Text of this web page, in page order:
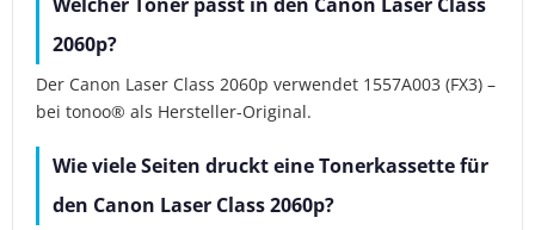
2060p?
Der Canon Laser Class 2060p verwendet 1557A003 (FX3) –
bei tonoo® als Hersteller-Original.
Wie viele Seiten druckt eine Tonerkassette für
den Canon Laser Class 2060p?